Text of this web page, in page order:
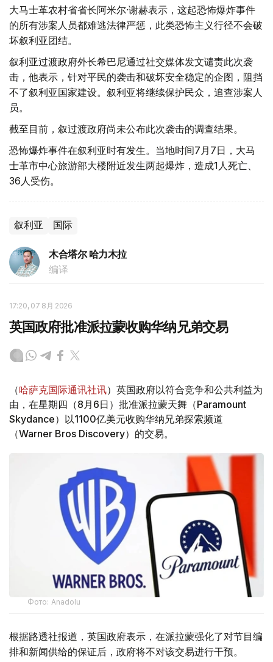
大马士革农村省省长阿米尔·谢赫表示，这起恐怖爆炸事件
的所有涉案人员都难逃法律严惩，此类恐怖主义行径不会破
坏叙利亚团结。
叙利亚过渡政府外长希巴尼通过社交媒体发文谴责此次袭
击，他表示，针对平民的袭击和破坏安全稳定的企图，阻挡
不了叙利亚国家建设。叙利亚将继续保护民众，追查涉案人
员。
截至目前，叙过渡政府尚未公布此次袭击的调查结果。
恐怖爆炸事件在叙利亚时有发生。当地时间7月7日，大马
士革市中心旅游部大楼附近发生两起爆炸，造成1人死亡、
36人受伤。
叙利亚 国际
木合塔尔 哈力木拉
编译
17:20, 07 8月 2026
英国政府批准派拉蒙收购华纳兄弟交易
（哈萨克国际通讯社讯）英国政府以符合竞争和公共利益为
由，在星期四（8月6日）批准派拉蒙天舞（Paramount
Skydance）以1100亿美元收购华纳兄弟探索频道
（Warner Bros Discovery）的交易。
Фото: Аnadolu
根据路透社报道，英国政府表示，在派拉蒙强化了对节目编
排和新闻供给的保证后，政府将不对该交易进行干预。